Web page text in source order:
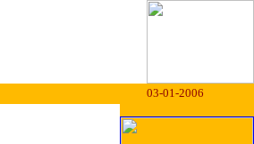
03-01-2006